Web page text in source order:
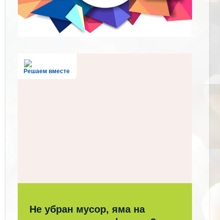
Решаем вместе
Не убран мусор, яма на